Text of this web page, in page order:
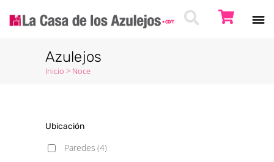
Azulejos
Inicio > Noce
Ubicación
Paredes (4)